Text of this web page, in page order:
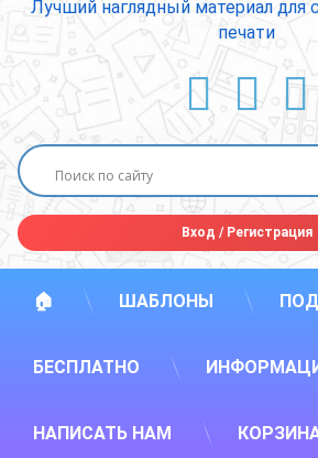
Лучший наглядный материал для
печати
Вход /Регистрация
🏠 ШАБЛОНЫ
БЕСПЛАТНО
НАПИСАТЬ НАМ